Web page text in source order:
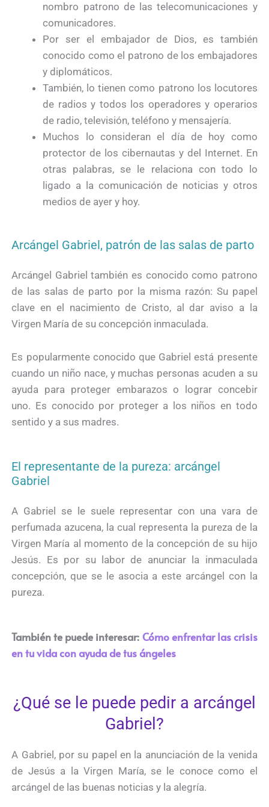
nombro patrono de las telecomunicaciones y
comunicadores.
Por ser el embajador de Dios, es también
conocido como el patrono de los embajadores
y diplomáticos.
También, lo tienen como patrono los locutores
de radios y todos los operadores y operarios
de radio, televisión, teléfono y mensajería.
Muchos lo consideran el día de hoy como
protector de los cibernautas y del Internet. En
otras palabras, se le relaciona con todo lo
ligado a la comunicación de noticias y otros
medios de ayer y hoy.
Arcángel Gabriel, patrón de las salas de parto
Arcángel Gabriel también es conocido como patrono
de las salas de parto por la misma razón: Su papel
clave en el nacimiento de Cristo, al dar aviso a la
Virgen María de su concepción inmaculada.
Es popularmente conocido que Gabriel está presente
cuando un niño nace, y muchas personas acuden a su
ayuda para proteger embarazos o lograr concebir
uno. Es conocido por proteger a los niños en todo
sentido y a sus madres.
El representante de la pureza: arcángel
Gabriel
A Gabriel se le suele representar con una vara de
perfumada azucena, la cual representa la pureza de la
Virgen María al momento de la concepción de su hijo
Jesús. Es por su labor de anunciar la inmaculada
concepción, que se le asocia a este arcángel con la
pureza.
También te puede interesar: Cómo enfrentar las crisis
en tu vida con ayuda de tus ángeles
¿Qué se le puede pedir a arcángel
Gabriel?
A Gabriel, por su papel en la anunciación de la venida
de Jesús a la Virgen María, se le conoce como el
arcángel de las buenas noticias y la alegría.